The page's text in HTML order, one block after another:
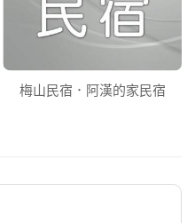
梅山民宿．阿漢的家民宿